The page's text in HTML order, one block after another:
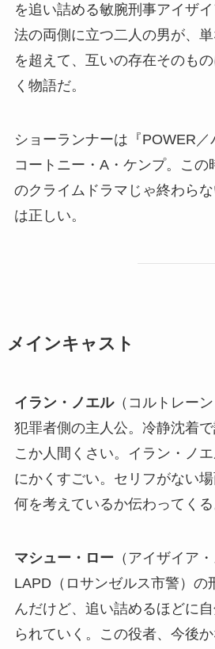
を追い詰める敏腕刑事アイザイ
法の両側に立つ二人の男が、
を超えて、互いの存在そのも
く物語だ。
ショーランナーは『POWER
コートニー・A・ケンプ。この
のクライムドラマじゃ終わら
は正しい。
メインキャスト
イラン・ノエル（コルトレーン
犯罪者側の主人公。冷静沈着
こか人間くさい。イラン・ノ
にかくすごい。セリフがない
何を考えているか伝わってくる
マシュー・ロー （アイザイア
LAPD（ロサンゼルス市警）の
んだけど、追い詰めるほどに
られていく。この役者、今後